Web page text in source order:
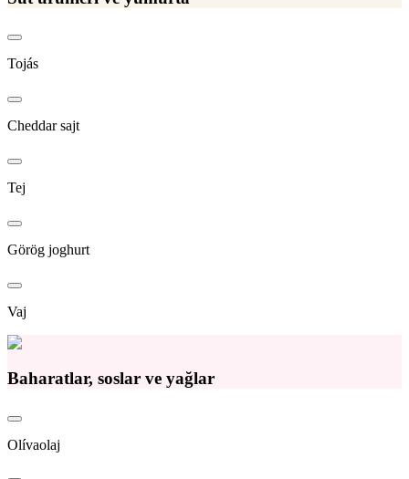
Tojás
Cheddar sajt
Tej
Görög joghurt
Vaj
Baharatlar, soslar ve yağlar
Olívaolaj